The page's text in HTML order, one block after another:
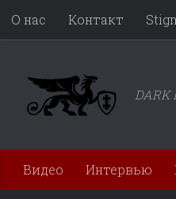
Перейти к
О нас Контакт
DARK
Видео Интервью